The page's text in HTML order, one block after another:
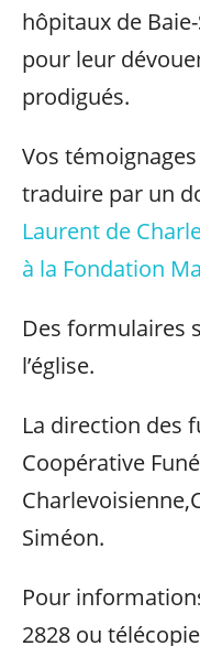
hôpitaux de
pour leur
prodigués.
Vos
traduire par un
Laurent de
à la Fondation
Des formulaires
l’église.
La direction des
Coopérative
Siméon.
Pour
2828 ou